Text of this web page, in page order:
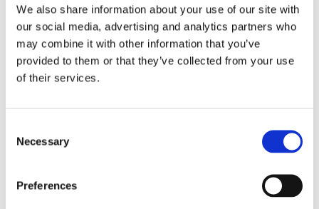
We also share information about your use of our site with
our social media, advertising and analytics partners who
may combine it with other information that you’ve
provided to them or that they’ve collected from your use
of their services.
Selection
Necessary
Preferences
pressade kostnader